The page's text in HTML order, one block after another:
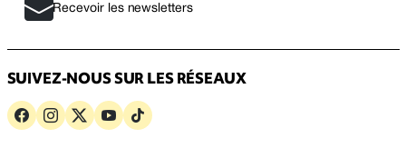
Recevoir les newsletters
SUIVEZ-NOUS SUR LES RÉSEAUX